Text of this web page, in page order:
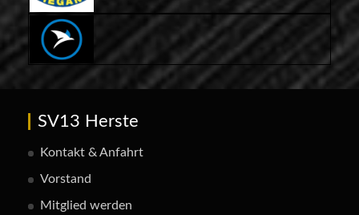
SV13 Herste
Kontakt & Anfahrt
Vorstand
Mitglied werden